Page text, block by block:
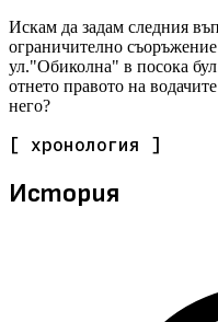
Искам да задам следния
ограничително съоръжение
ул."Обиколна" в посока
отнето правото на
него?
[ хронология ]
История